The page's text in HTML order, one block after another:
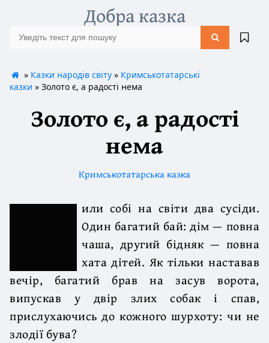
Добра казка
» Казки народів світу» Кримськотатарські
казки » Золото є, а радості нема
Золото є, а радості
нема
Кримськотатарська казка
или собі на світи два сусіди.
Один багатий бай: дім — повна
чаша, другий бідняк — повна
хата дітей. Як тільки наставав
вечір, багатий брав на засув ворота,
випускав у двір злих собак і спав,
прислухаючись до кожного шурхоту: чи не
злодії бува?